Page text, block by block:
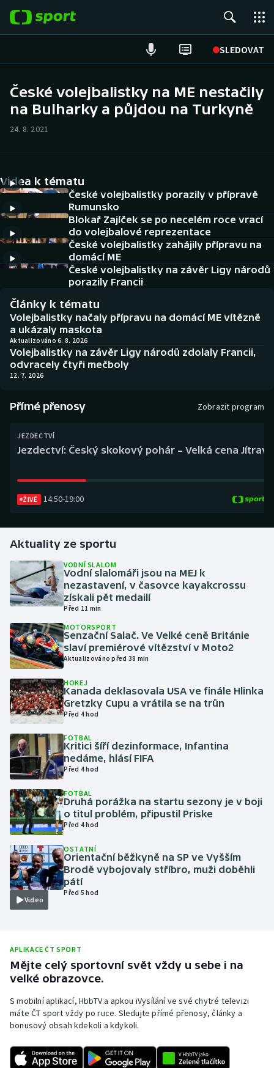
SLEDOVAT
Hokej
Cyklistika
DALŠÍ SPORTY
Americký fotbal
Baseball a softbal
Basketbal
Biatlon
Boby a skeleton
Box
Golf
Gymnastika
Házená
Jezdectví
Judo
Krasobruslení
Lezení
Lyže a snowboard
Moderní pětiboj
Motorsport
Parasport
Plavání
Rychlostní kanoistika
Short track
NEPŘEHLÉDNĚTE
Historické návraty
Aplikace ČT sport
AZ kvíz
České volejbalistky na ME nestačily
na Bulharky a půjdou na Turkyně
24. 8. 2021
Videa k tématu
České volejbalistky porazily v přípravě
Rumunsko
Blokař Zajíček se po necelém roce vrací
do volejbalové reprezentace
České volejbalistky zahájily přípravu na
domácí ME
České volejbalistky na závěr Ligy národů
porazily Francii
Články k tématu
Volejbalistky načaly přípravu na domácí ME vítězně
a ukázaly maskota
Aktualizováno 6. 8. 2026
Volejbalistky na závěr Ligy národů zdolaly Francii,
odvracely čtyři mečboly
12. 7. 2026
Přímé přenosy Zobrazit program
JEZDECTVÍ
Jezdectví: Český skokový pohár – Velká cena Jítravy
ŽIVĚ 14:50-19:00
Aktuality ze sportu
VODNÍ SLALOM
Vodní slalomáři jsou na MEJ k
nezastavení, v časovce kayakcrossu
získali pět medailí
Před 11 min
MOTORSPORT
Senzační Salač. Ve Velké ceně Británie
slaví premiérové vítězství v Moto2
Aktualizováno před 38 min
HOKEJ
Kanada deklasovala USA ve finále Hlinka
Gretzky Cupu a vrátila se na trůn
Před 4 hod
FOTBAL
Kritici šíří dezinformace, Infantina
nedáme, hlásí FIFA
Před 4 hod
FOTBAL
Druhá porážka na startu sezony je v boji
o titul problém, připustil Priske
Před 4 hod
Video
OSTATNÍ
Orientační běžkyně na SP ve Vyšším
Brodě vybojovaly stříbro, muži doběhli
pátí
Před 5 hod
APLIKACE ČT SPORT
Mějte celý sportovní svět vždy u sebe i na
velké obrazovce.
S mobilní aplikací, HbbTV a apkou iVysílání ve své chytré televizi
máte ČT sport vždy po ruce. Sledujte přímé přenosy, články a
bonusový obsah kdekoli a kdykoli.